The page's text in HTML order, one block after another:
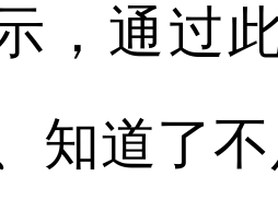
，通过
知道了